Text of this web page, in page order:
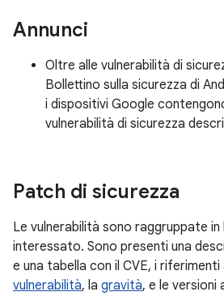
Annunci
Oltre alle vulnerabilità di
Bollettino sulla sicurezza di
i dispositivi Google
vulnerabilità di sicurezza
Patch di sicurezza
Le vulnerabilità sono raggruppate
interessato. Sono presenti una
e una tabella con il CVE, i
vulnerabilità, la gravità, e le versioni